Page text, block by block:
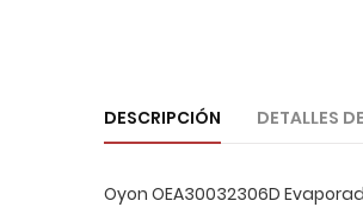
DESCRIPCIÓN DETALLES
Oyon OEA30032306D